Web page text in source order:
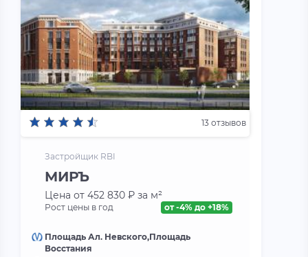
13 отзывов
Застройщик RBI
МИРЪ
Цена от 452 830 ₽ за м²
Рост цены в год от -4% до +18%
Площадь Ал. Невского,Площадь
Восстания